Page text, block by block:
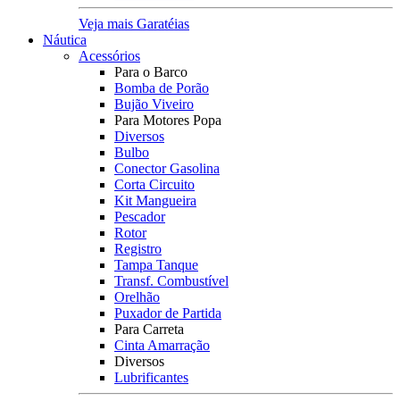
Veja mais Garatéias
Náutica
Acessórios
Para o Barco
Bomba de Porão
Bujão Viveiro
Para Motores Popa
Diversos
Bulbo
Conector Gasolina
Corta Circuito
Kit Mangueira
Pescador
Rotor
Registro
Tampa Tanque
Transf. Combustível
Orelhão
Puxador de Partida
Para Carreta
Cinta Amarração
Diversos
Lubrificantes